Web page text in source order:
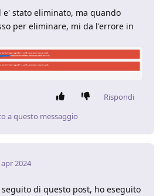
e' stato eliminato, ma quando
per eliminare, mi da l'errore in
Rispondi
a questo messaggio
2024
di questo post, ho eseguito